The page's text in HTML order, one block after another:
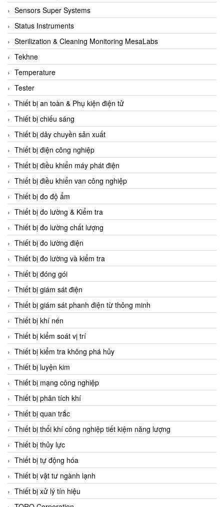
Canneed Vietnam
Cantoni
CAPS
CAREL Parts
CCS
CD Automation
CEAG Sicherheitst
CEIA Vietnam
Celduc Vietnam
Cemb
Centec GmbH
CEQUBE
CHAUVIN ARNOUX
Checkline
Chino
Chiyoda Seiki
Chiyoda-Tsusho
Chongqing Huaneng
Chromalox
ChuanYi
CIC
Clage
Clake Fololo
Clark Cooper
CMC Ventilazione
Coax Valves Inc
Codel
Cofimco
Coltraco
Comat Releco
Comax
COMETECH VietNam
Sensors Super Systems
Status Instruments
Sterilization & Cleaning Monitoring MesaLabs
Tekhne
Temperature
Tester
Thiết bị an toàn & Phụ kiện điện tử
Thiết bị chiếu sáng
Thiết bị dây chuyền sản xuất
Thiết bị điện công nghiệp
Thiết bị điều khiển máy phát điện
Thiết bị điều khiển van công nghiệp
Thiết bị đo độ ẩm
Thiết bị đo lường & Kiểm tra
Thiết bị đo lường chất lượng
Thiết bị đo lường điện
Thiết bị đo lường và kiểm tra
Thiết bị đóng gói
Thiết bị giám sát điện
Thiết bị giám sát phanh điện từ thông minh
Thiết bị khí nén
Thiết bị kiểm soát vị trí
Thiết bị kiểm tra không phá hủy
Thiết bị luyện kim
Thiết bị mạng công nghiệp
Thiết bị phân tích khí
Thiết bị quan trắc
Thiết bị thổi khí công nghiệp tiết kiệm năng lượng
Thiết bị thủy lực
Thiết bị tự động hóa
Thiết bị vật tư ngành lạnh
Thiết bị xử lý tín hiệu